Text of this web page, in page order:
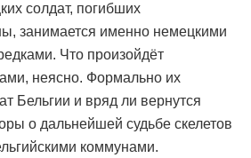
солдат, погибших
занимается именно немецкими
Что произойдёт
неясно. Формально их
Бельгии и вряд ли вернутся
о дальнейшей судьбе скелетов
коммунами.